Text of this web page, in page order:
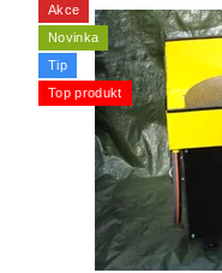
Akce
Novinka
Tip
Top produkt